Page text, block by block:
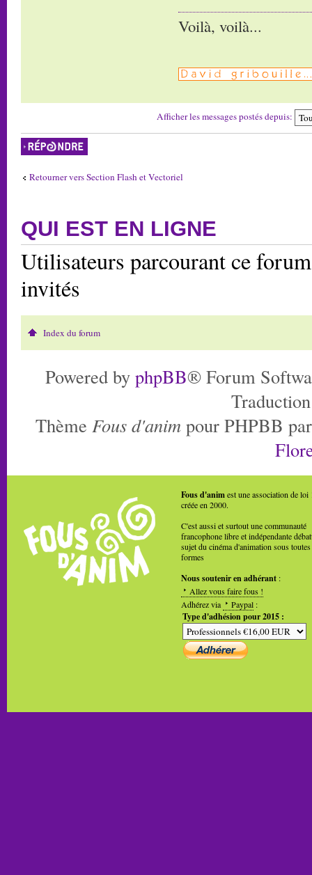
Voilà, voilà...
Afficher les messages postés depuis:
Répondre
Retourner vers Section Flash et Vectoriel
QUI EST EN LIGNE
Utilisateurs parcourant ce
invités
Index du forum
Powered by phpBB® Forum
Thème Fous d'anim pour PHPBB
Fous d'animest une association de loi
créée en 2000.
C'est aussi et surtout une communauté
francophone libre et indépendante
sujet du cinéma d'animation sous toutes
formes
Nous soutenir en adhérant :
Allez vous faire fous !
Adhérez via
Paypal :
Type d'adhésion pour 2015 :